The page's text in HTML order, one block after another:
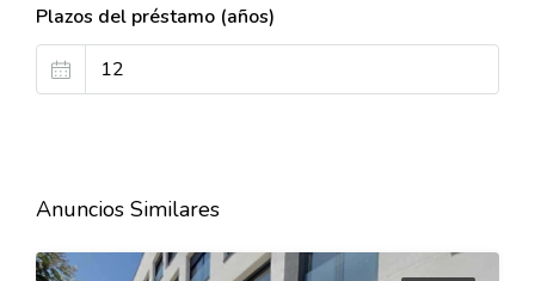
Plazos del préstamo (años)
Anuncios Similares